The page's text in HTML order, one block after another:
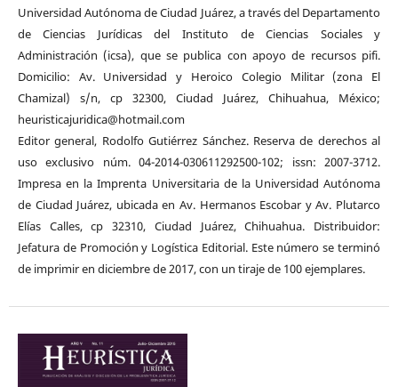
Universidad Autónoma de Ciudad Juárez, a través del Departamento
de Ciencias Jurídicas del Instituto de Ciencias Sociales y
Administración (icsa), que se publica con apoyo de recursos pifi.
Domicilio: Av. Universidad y Heroico Colegio Militar (zona El
Chamizal) s/n, cp 32300, Ciudad Juárez, Chihuahua, México;
heuristicajuridica@hotmail.com
Editor general, Rodolfo Gutiérrez Sánchez. Reserva de derechos al
uso exclusivo núm. 04-2014-030611292500-102; issn: 2007-3712.
Impresa en la Imprenta Universitaria de la Universidad Autónoma
de Ciudad Juárez, ubicada en Av. Hermanos Escobar y Av. Plutarco
Elías Calles, cp 32310, Ciudad Juárez, Chihuahua. Distribuidor:
Jefatura de Promoción y Logística Editorial. Este número se terminó
de imprimir en diciembre de 2017, con un tiraje de 100 ejemplares.